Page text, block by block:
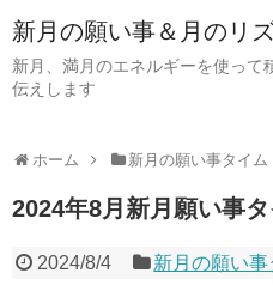
新月の願い事＆月のリ
新月、満月のエネルギーを使って
伝えします
ホーム 新月の願い事タイム
2024年8月新月願い事
2024/8/4 新月の願い事